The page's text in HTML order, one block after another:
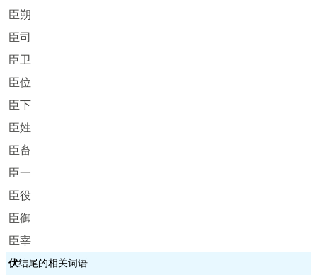
臣朔
臣司
臣卫
臣位
臣下
臣姓
臣畜
臣一
臣役
臣御
臣宰
伏结尾的相关词语